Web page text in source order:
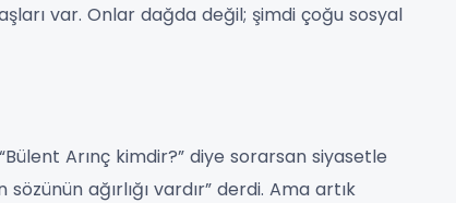
var. Onlar dağda değil; şimdi çoğu sosyal
Arınç kimdir?” diye sorarsan siyasetle
ağırlığı vardır” derdi. Ama artık